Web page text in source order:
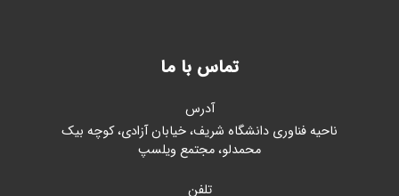
تماس با ما
آدرس
ناحیه فناوری دانشگاه شریف، خیابان آزادی، کوچه بیک
محمدلو، مجتمع ویلسپ
تلفن